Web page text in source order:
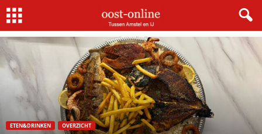
Home Nieuwe smaken uit Jemen bij Seafood Yemen in de Javastraat
ETEN&DRINKEN OVERZICHT